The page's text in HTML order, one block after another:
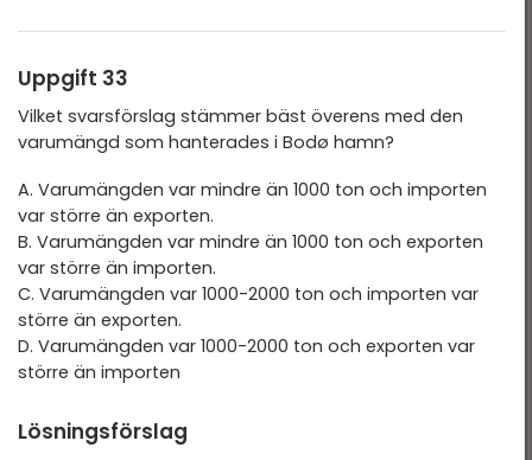
Uppgift 33
Vilket svarsförslag stämmer bäst överens med den
varumängd som hanterades i Bodø hamn?
A. Varumängden var mindre än 1000 ton och importen
var större än exporten.
B. Varumängden var mindre än 1000 ton och exporten
var större än importen.
C. Varumängden var 1000-2000 ton och importen var
större än exporten.
D. Varumängden var 1000-2000 ton och exporten var
större än importen
Lösningsförslag